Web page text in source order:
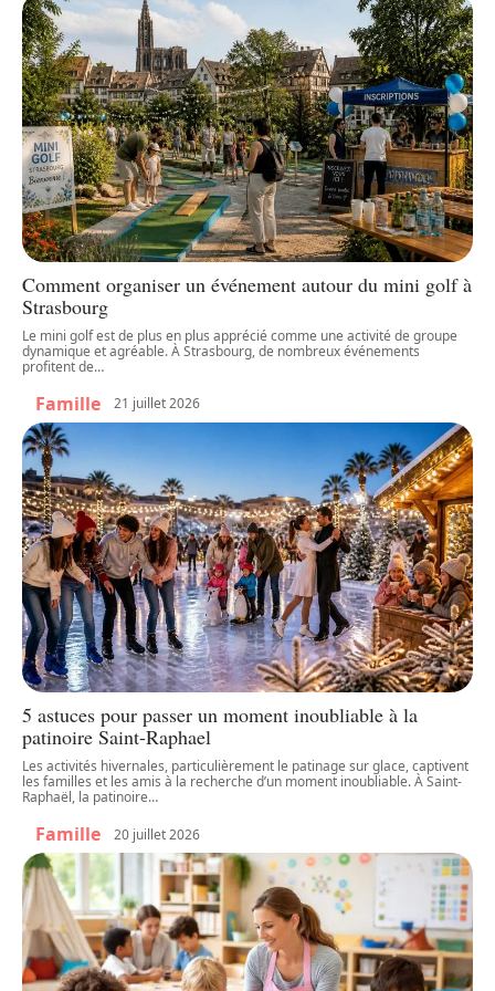
Comment organiser un événement autour du mini golf à
Strasbourg
Le mini golf est de plus en plus apprécié comme une activité de groupe
dynamique et agréable. À Strasbourg, de nombreux événements
profitent de…
Famille 21 juillet 2026
5 astuces pour passer un moment inoubliable à la
patinoire Saint-Raphael
Les activités hivernales, particulièrement le patinage sur glace, captivent
les familles et les amis à la recherche d’un moment inoubliable. À Saint-
Raphaël, la patinoire…
Famille 20 juillet 2026